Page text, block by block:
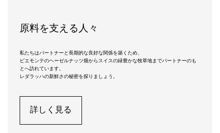
原料を支える人々
私たちはパートナーと長期的な良好な関係を築くため、
ピエモンテのヘーゼルナッツ畑からスイスの緑豊かな牧草地までパートナーのも
とへ訪れています。
レダラッハの新鮮さの秘密を探りましょう。
詳しく見る